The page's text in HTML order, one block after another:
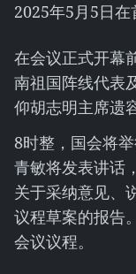
2025年5月5日在
在会议正式开幕
南祖国阵线代表
仰胡志明主席遗容
8时整，国会将
青敏将发表讲话
关于采纳意见、
议程草案的报告
会议议程。